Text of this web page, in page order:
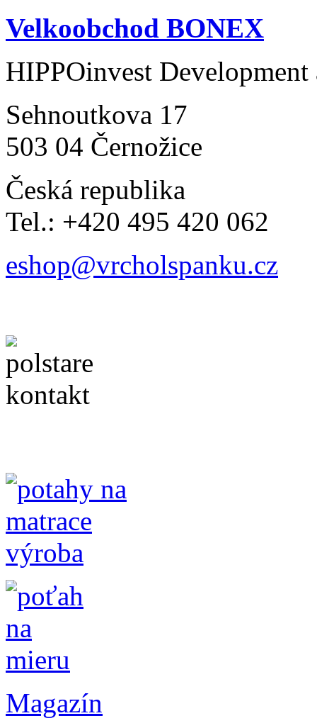
Velkoobchod BONEX
HIPPOinvest Development
Sehnoutkova 17
503 04 Černožice
Česká republika
Tel.: +420 495 420 062
eshop@vrcholspanku.cz
Magazín